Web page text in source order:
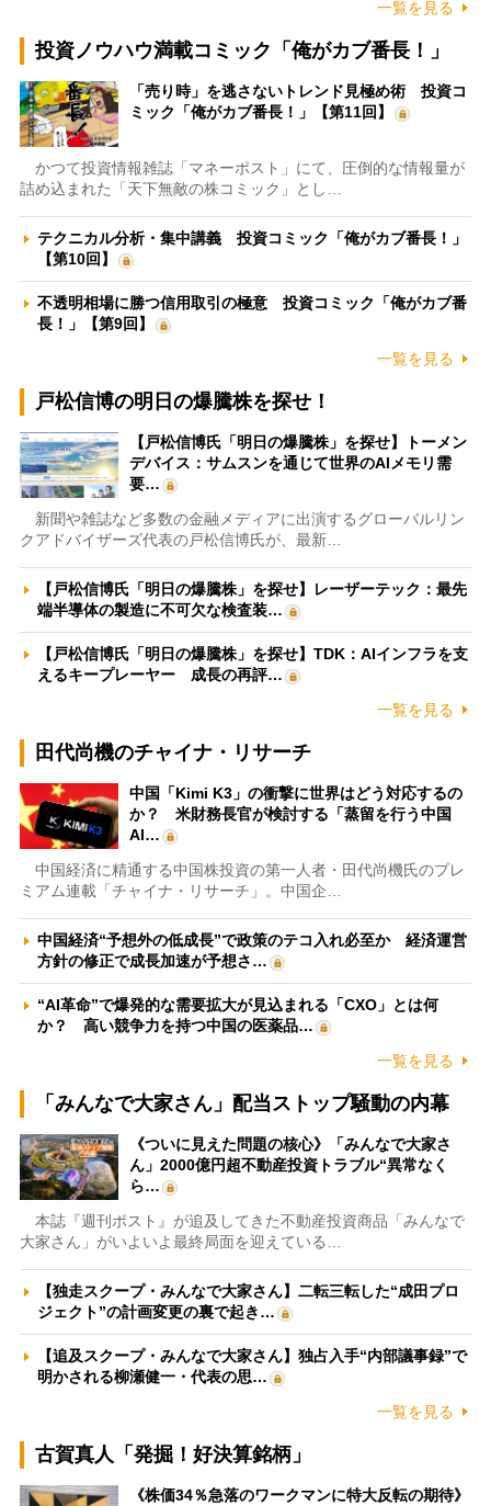
一覧を見る
投資ノウハウ満載コミック「俺がカブ番長！」
「売り時」を逃さないトレンド見極め術 投資コ
ミック「俺がカブ番長！」【第11回】
かつて投資情報雑誌「マネーポスト」にて、圧倒的な情報量が
詰め込まれた「天下無敵の株コミック」とし…
テクニカル分析・集中講義 投資コミック「俺がカブ番長！」
【第10回】
不透明相場に勝つ信用取引の極意 投資コミック「俺がカブ番
長！」【第9回】
一覧を見る
戸松信博の明日の爆騰株を探せ！
【戸松信博氏「明日の爆騰株」を探せ】トーメン
デバイス：サムスンを通じて世界のAIメモリ需
要…
新聞や雑誌など多数の金融メディアに出演するグローバルリン
クアドバイザーズ代表の戸松信博氏が、最新…
【戸松信博氏「明日の爆騰株」を探せ】レーザーテック：最先
端半導体の製造に不可欠な検査装…
【戸松信博氏「明日の爆騰株」を探せ】TDK：AIインフラを支
えるキープレーヤー 成長の再評…
一覧を見る
田代尚機のチャイナ・リサーチ
中国「Kimi K3」の衝撃に世界はどう対応するの
か？ 米財務長官が検討する「蒸留を行う中国
AI…
中国経済に精通する中国株投資の第一人者・田代尚機氏のプレ
ミアム連載「チャイナ・リサーチ」。中国企…
中国経済“予想外の低成長”で政策のテコ入れ必至か 経済運営
方針の修正で成長加速が予想さ…
“AI革命”で爆発的な需要拡大が見込まれる「CXO」とは何
か？ 高い競争力を持つ中国の医薬品…
一覧を見る
「みんなで大家さん」配当ストップ騒動の内幕
《ついに見えた問題の核心》「みんなで大家さ
ん」2000億円超不動産投資トラブル“異常なく
ら…
本誌『週刊ポスト』が追及してきた不動産投資商品「みんなで
大家さん」がいよいよ最終局面を迎えている…
【独走スクープ・みんなで大家さん】二転三転した“成田プロ
ジェクト”の計画変更の裏で起き…
【追及スクープ・みんなで大家さん】独占入手“内部議事録”で
明かされる柳瀬健一・代表の思…
一覧を見る
古賀真人「発掘！好決算銘柄」
《株価34％急落のワークマンに特大反転の期待》